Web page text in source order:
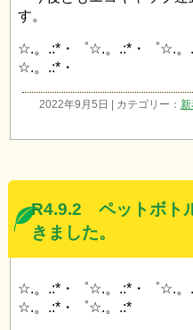
す。
☆.。.:*・゜☆.。.:*・゜☆.
☆.。.:*・
2022年9月5日 | カテゴリー：新
R4.9.2 ペットボト
きました。
☆.。.:*・゜☆.。.:*・゜☆.
☆.。.:*・゜☆.。.:*